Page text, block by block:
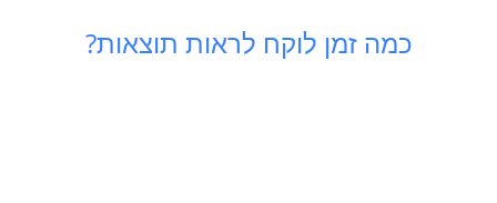
כמה זמן לוקח לראות תוצאות?